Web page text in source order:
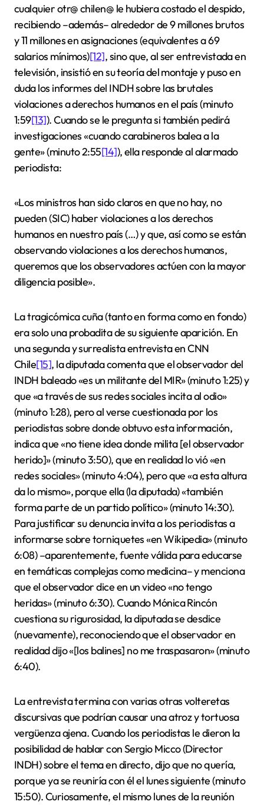
cualquier otr@ chilen@ le hubiera costado el despido,
recibiendo –además– alrededor de 9 millones brutos
y 11 millones en asignaciones (equivalentes a 69
salarios mínimos)[12], sino que, al ser entrevistada en
televisión, insistió en su teoría del montaje y puso en
duda los informes del INDH sobre las brutales
violaciones a derechos humanos en el país (minuto
1:59[13]). Cuando se le pregunta si también pedirá
investigaciones «cuando carabineros balea a la
gente» (minuto 2:55[14]), ella responde al alarmado
periodista:
«Los ministros han sido claros en que no hay, no
pueden (SIC) haber violaciones a los derechos
humanos en nuestro país (…) y que, así como se están
observando violaciones a los derechos humanos,
queremos que los observadores actúen con la mayor
diligencia posible».
La tragicómica cuña (tanto en forma como en fondo)
era solo una probadita de su siguiente aparición. En
una segunda y surrealista entrevista en CNN
Chile[15], la diputada comenta que el observador del
INDH baleado «es un militante del MIR» (minuto 1:25) y
que «a través de sus redes sociales incita al odio»
(minuto 1:28), pero al verse cuestionada por los
periodistas sobre donde obtuvo esta información,
indica que «no tiene idea donde milita [el observador
herido]» (minuto 3:50), que en realidad lo vió «en
redes sociales» (minuto 4:04), pero que «a esta altura
da lo mismo», porque ella (la diputada) «también
forma parte de un partido político» (minuto 14:30).
Para justificar su denuncia invita a los periodistas a
informarse sobre torniquetes «en Wikipedia» (minuto
6:08) –aparentemente, fuente válida para educarse
en temáticas complejas como medicina– y menciona
que el observador dice en un video «no tengo
heridas» (minuto 6:30). Cuando Mónica Rincón
cuestiona su rigurosidad, la diputada se desdice
(nuevamente), reconociendo que el observador en
realidad dijo «[los balines] no me traspasaron» (minuto
6:40).
La entrevista termina con varias otras volteretas
discursivas que podrían causar una atroz y tortuosa
vergüenza ajena. Cuando los periodistas le dieron la
posibilidad de hablar con Sergio Micco (Director
INDH) sobre el tema en directo, dijo que no quería,
porque ya se reuniría con él el lunes siguiente (minuto
15:50). Curiosamente, el mismo lunes de la reunión